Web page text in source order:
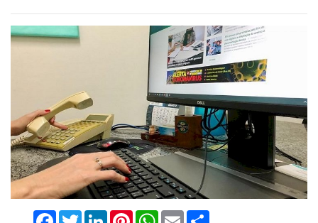
FacebookTwitterLinkedInPinterestWhatsApp
Email